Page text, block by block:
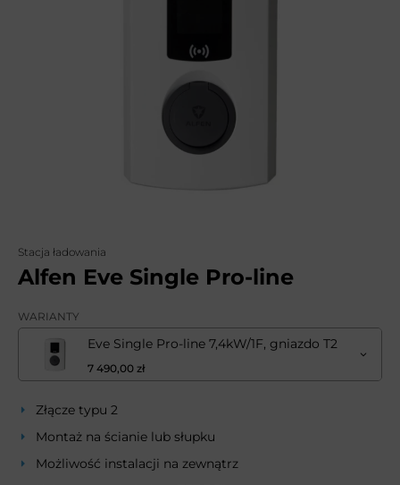
Stacja ładowania
Alfen Eve Single Pro-line
WARIANTY
Eve Single Pro-line 7,4kW/1F, gniazdo T2
7 490,00 zł
Złącze typu 2
Montaż na ścianie lub słupku
Możliwość instalacji na zewnątrz